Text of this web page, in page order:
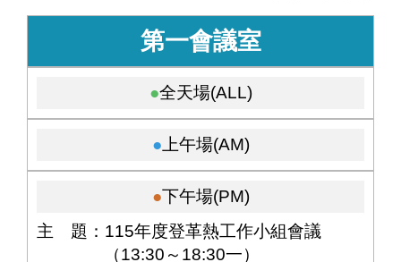
第一會議室
全天場(ALL)
上午場(AM)
下午場(PM)
主 題：115年度登革熱工作小組會議
（13:30～18:30一）